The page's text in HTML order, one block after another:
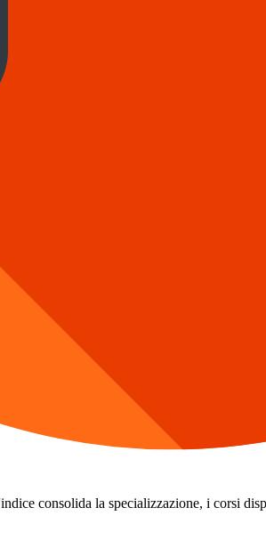
consolida la specializzazione, i corsi